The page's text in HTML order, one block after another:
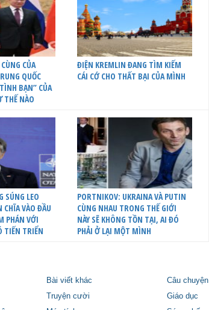
CỦA
QUỐC
BẠN” CỦA
THẾ NÀO
ĐIỆN KREMLIN ĐANG TÌM KIẾM
CÁI CỚ CHO THẤT BẠI CỦA MÌNH
SÚNG LEO
CHĨA VÀO ĐẦU
PHÁN VỚI
TIẾN TRIỂN
PORTNIKOV: UKRAINA VÀ PUTIN
CÙNG NHAU TRONG THẾ GIỚI
NÀY SẼ KHÔNG TỒN TẠI, AI ĐÓ
PHẢI Ở LẠI MỘT MÌNH
Bài viết khác Câu chuyện
Truyện cười Giáo dục